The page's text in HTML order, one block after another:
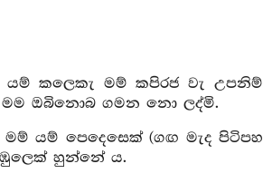
යම් කලෙකැ මම් කපිරජ වැ
මම ඔබිනොබ ගමන නො ලද්මි.
මම් යම් පෙදෙසෙක් (ගඟ මැද
හුන්නේ ය.